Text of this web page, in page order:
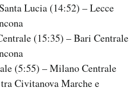
Lucia (14:52) – Lecce
(15:35) – Bari Centrale
(5:55) – Milano Centrale
Civitanova Marche e